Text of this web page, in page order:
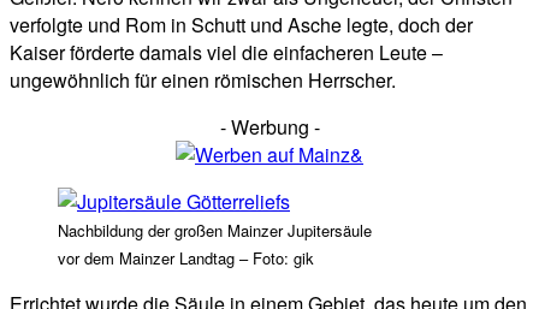
verfolgte und Rom in Schutt und Asche legte, doch der
Kaiser förderte damals viel die einfacheren Leute –
ungewöhnlich für einen römischen Herrscher.
- Werbung -
Nachbildung der großen Mainzer Jupitersäule
vor dem Mainzer Landtag – Foto: gik